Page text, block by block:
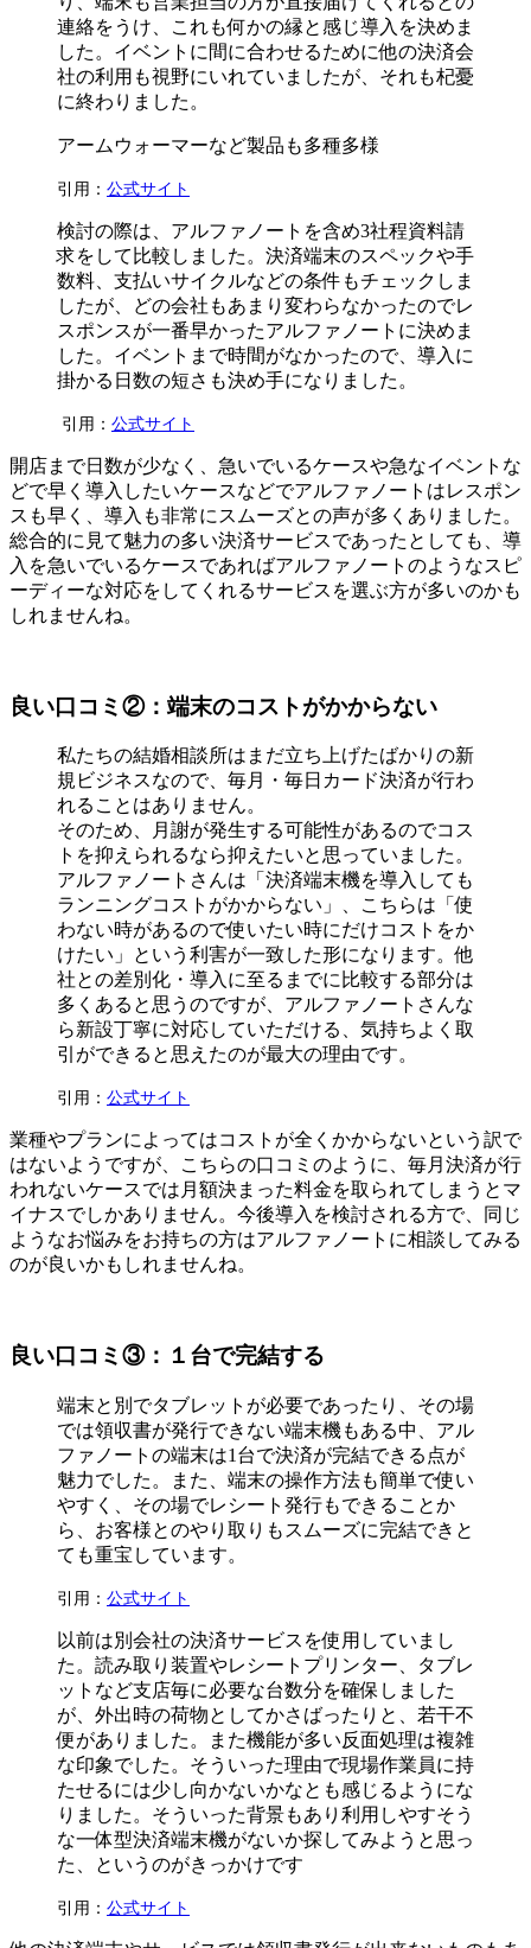
連絡をうけ、これも何かの縁と感じ導入を決めま
した。イベントに間に合わせるために他の決済会
社の利用も視野にいれていましたが、それも杞憂
に終わりました。
アームウォーマーなど製品も多種多様
引用： 公式サイト
検討の際は、アルファノートを含め3社程資料請
求をして比較しました。決済端末のスペックや手
数料、支払いサイクルなどの条件もチェックしま
したが、どの会社もあまり変わらなかったのでレ
スポンスが一番早かったアルファノートに決めま
した。イベントまで時間がなかったので、導入に
掛かる日数の短さも決め手になりました。
引用： 公式サイト
開店まで日数が少なく、急いでいるケースや急なイベントな
どで早く導入したいケースなどでアルファノートはレスポン
スも早く、導入も非常にスムーズとの声が多くありました。
総合的に見て魅力の多い決済サービスであったとしても、導
入を急いでいるケースであればアルファノートのようなスピ
ーディーな対応をしてくれるサービスを選ぶ方が多いのかも
しれませんね。
良い口コミ②：端末のコストがかからない
私たちの結婚相談所はまだ立ち上げたばかりの新
規ビジネスなので、毎月・毎日カード決済が行わ
れることはありません。
そのため、月謝が発生する可能性があるのでコス
トを抑えられるなら抑えたいと思っていました。
アルファノートさんは「決済端末機を導入しても
ランニングコストがかからない」、こちらは「使
わない時があるので使いたい時にだけコストをか
けたい」という利害が一致した形になります。他
社との差別化・導入に至るまでに比較する部分は
多くあると思うのですが、アルファノートさんな
ら新設丁寧に対応していただける、気持ちよく取
引ができると思えたのが最大の理由です。
引用： 公式サイト
業種やプランによってはコストが全くかからないという訳で
はないようですが、こちらの口コミのように、毎月決済が行
われないケースでは月額決まった料金を取られてしまうとマ
イナスでしかありません。今後導入を検討される方で、同じ
ようなお悩みをお持ちの方はアルファノートに相談してみる
のが良いかもしれませんね。
良い口コミ③：１台で完結する
端末と別でタブレットが必要であったり、その場
では領収書が発行できない端末機もある中、アル
ファノートの端末は1台で決済が完結できる点が
魅力でした。また、端末の操作方法も簡単で使い
やすく、その場でレシート発行もできることか
ら、お客様とのやり取りもスムーズに完結できと
ても重宝しています。
引用： 公式サイト
以前は別会社の決済サービスを使用していまし
た。読み取り装置やレシートプリンター、タブレ
ットなど支店毎に必要な台数分を確保しました
が、外出時の荷物としてかさばったりと、若干不
便がありました。また機能が多い反面処理は複雑
な印象でした。そういった理由で現場作業員に持
たせるには少し向かないかなとも感じるようにな
りました。そういった背景もあり利用しやすそう
な一体型決済端末機がないか探してみようと思っ
た、というのがきっかけです
引用： 公式サイト